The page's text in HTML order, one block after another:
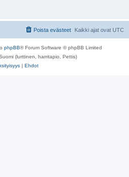
Kaikki ajat ovat UTC
Poista evästeet
phpBB® Forum Software © phpBB Limited
(lurttinen, harritapio, Pettis)
| Ehdot